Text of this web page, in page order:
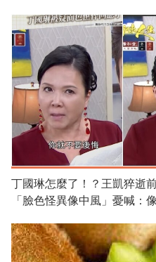
丁國琳怎麼了！？王凱猝逝
「臉色怪異像中風」憂喊：